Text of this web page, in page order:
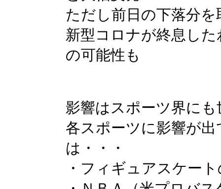
ただし前日の下落分
新型コロナが終息し
の可能性も
影響はスポーツ界にも
各スポーツに影響が
は・・・
・フィギュアスケー